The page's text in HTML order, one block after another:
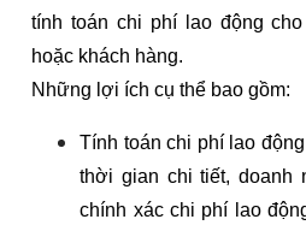
tính toán chi phí lao động
hoặc khách hàng.
Những lợi ích cụ thể bao gồm:
Tính toán chi phí lao
thời gian chi tiết, doanh
chính xác chi phí lao